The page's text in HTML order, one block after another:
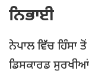
ਨਿਭਾਈ
ਨੇਪਾਲ ਵਿੱਚ ਹਿੰਸਾ
ਡਿਸਕਾਰਡ